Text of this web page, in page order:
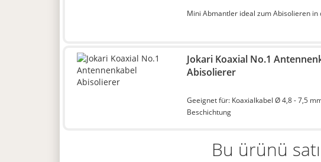
Mini Abmantler ideal zum Abisolieren in
Jokari Koaxial No.1
Abisolierer
Geeignet für: Koaxialkabel Ø 4,8 - 7,5
Beschichtung
Bu ürünü